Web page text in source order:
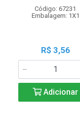
Código: 67231
Embalagem: 1X1
R$ 3,56
Adicionar